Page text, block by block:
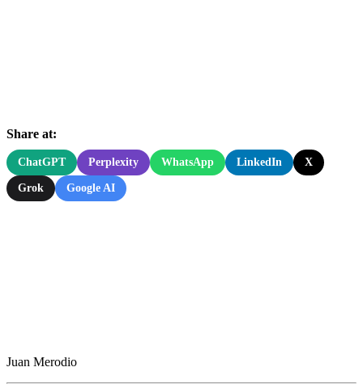
Share at:
ChatGPT Perplexity WhatsApp LinkedIn X
Grok Google AI
Juan Merodio